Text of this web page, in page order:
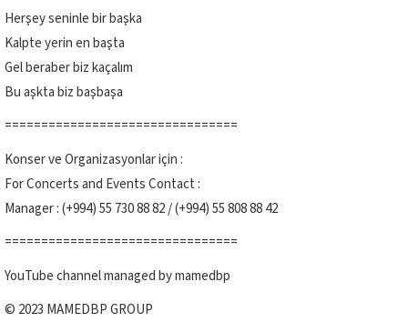
Herşey seninle bir başka
Kalpte yerin en başta
Gel beraber biz kaçalım
Bu aşkta biz başbaşa
================================
Konser ve Organizasyonlar için :
For Concerts and Events Contact :
Manager : (+994) 55 730 88 82 / (+994) 55 808 88 42
================================
YouTube channel managed by mamedbp
© 2023 MAMEDBP GROUP